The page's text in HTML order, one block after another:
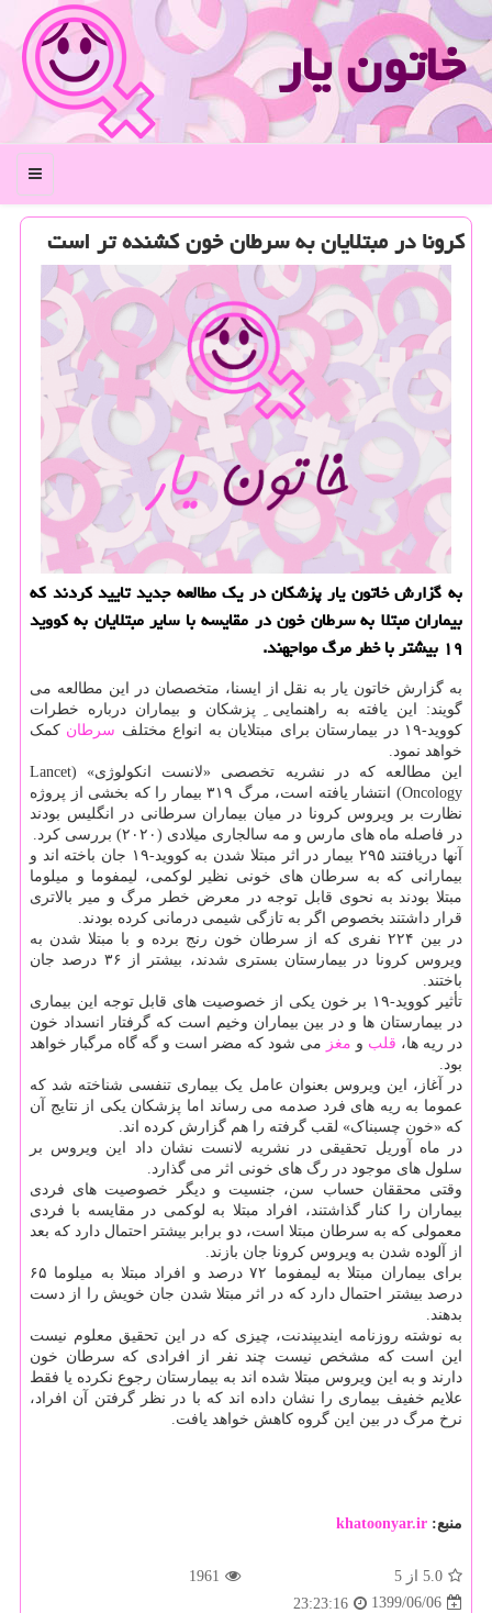
خاتون یار
منو
كرونا در مبتلایان به سرطان خون كشنده تر است
به گزارش خاتون یار پزشكان در یك مطالعه جدید تایید كردند كه
بیماران مبتلا به سرطان خون در مقایسه با سایر مبتلایان به كووید
۱۹ بیشتر با خطر مرگ مواجهند.
به گزارش خاتون یار به نقل از ایسنا، متخصصان در این مطالعه می
گویند: این یافته به راهنمایی ِ پزشکان و بیماران درباره خطرات
کووید-۱۹ در بیمارستان برای مبتلایان به انواع مختلف
سرطان کمک
خواهد نمود.
این مطالعه که در نشریه تخصصی «لانست انکولوژی» (Lancet
Oncology) انتشار یافته است، مرگ ۳۱۹ بیمار را که بخشی از پروژه
نظارت بر ویروس کرونا در میان بیماران سرطانی در انگلیس بودند
در فاصله ماه های مارس و مه سالجاری میلادی (۲۰۲۰) بررسی کرد.
آنها دریافتند ۲۹۵ بیمار در اثر مبتلا شدن به کووید-۱۹ جان باخته اند و
بیمارانی که به سرطان های خونی نظیر لوکمی، لیمفوما و میلوما
مبتلا بودند به نحوی قابل توجه در معرض خطر مرگ و میر بالاتری
قرار داشتند بخصوص اگر به تازگی شیمی درمانی کرده بودند.
در بین ۲۲۴ نفری که از سرطان خون رنج برده و با مبتلا شدن به
ویروس کرونا در بیمارستان بستری شدند، بیشتر از ۳۶ درصد جان
باختند.
تأثیر کووید-۱۹ بر خون یکی از خصوصیت های قابل توجه این بیماری
در بیمارستان ها و در بین بیماران وخیم است که گرفتار انسداد خون
در ریه ها، قلب و مغز می شود که مضر است و گه گاه مرگبار خواهد
بود.
در آغاز، این ویروس بعنوان عامل یک بیماری تنفسی شناخته شد که
عموما به ریه های فرد صدمه می رساند اما پزشکان یکی از نتایج آن
که «خون چسبناک» لقب گرفته را هم گزارش کرده اند.
در ماه آوریل تحقیقی در نشریه لانست نشان داد این ویروس بر
سلول های موجود در رگ های خونی اثر می گذارد.
وقتی محققان حساب سن، جنسیت و دیگر خصوصیت های فردی
بیماران را کنار گذاشتند، افراد مبتلا به لوکمی در مقایسه با فردی
معمولی که به سرطان مبتلا است، دو برابر بیشتر احتمال دارد که بعد
از آلوده شدن به ویروس کرونا جان بازند.
برای بیماران مبتلا به لیمفوما ۷۲ درصد و افراد مبتلا به میلوما ۶۵
درصد بیشتر احتمال دارد که در اثر مبتلا شدن جان خویش را از دست
بدهند.
به نوشته روزنامه ایندیپندنت، چیزی که در این تحقیق معلوم نیست
این است که مشخص نیست چند نفر از افرادی که سرطان خون
دارند و به این ویروس مبتلا شده اند به بیمارستان رجوع نکرده یا فقط
علایم خفیف بیماری را نشان داده اند که با در نظر گرفتن آن افراد،
نرخ مرگ در بین این گروه کاهش خواهد یافت.
منبع: khatoonyar.ir
5.0 از 5
1961
1399/06/06
23:23:16